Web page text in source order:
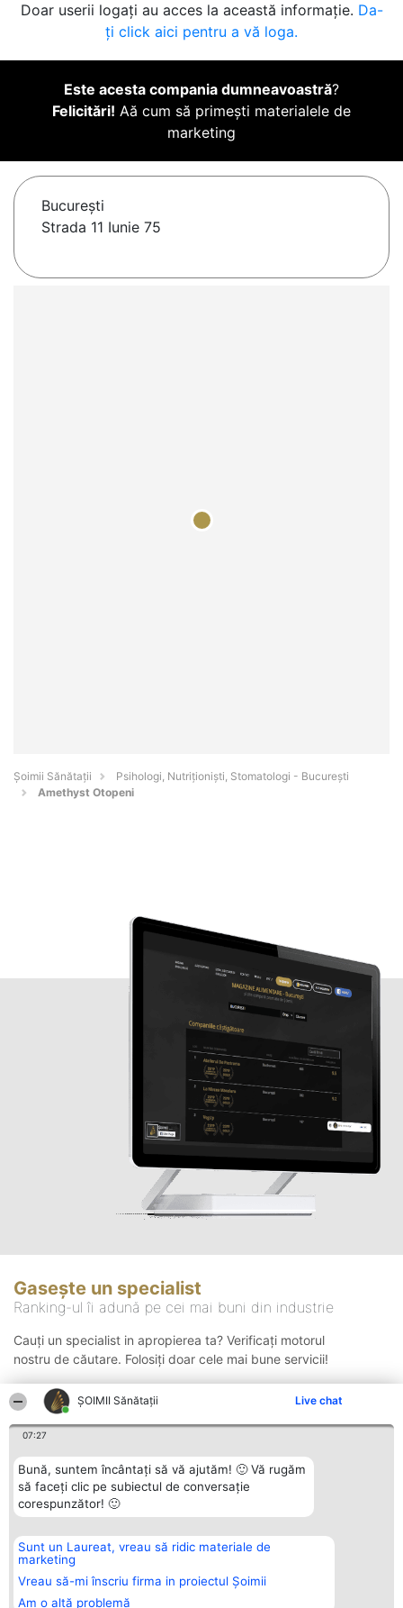
ŞOIMII Sănătații Live chat
07:27
Bună, suntem încântați să vă ajutăm! 🙂 Vă rugăm
să faceți clic pe subiectul de conversație
corespunzător! 🙂
Sunt un Laureat, vreau să ridic materiale de
marketing
Vreau să-mi înscriu firma in proiectul Șoimii
Am o altă problemă
Doar userii logați au acces la această informație. Da-
ți click aici pentru a vă loga.
Este acesta compania dumneavoastră?
Felicitări! Aă cum să primești materialele de
marketing
Bucureşti
Strada 11 Iunie 75
Şoimii Sănătații
Psihologi, Nutriționiști, Stomatologi - Bucureşti
Amethyst Otopeni
Gasește un specialist
Ranking-ul îi adună pe cei mai buni din industrie
Cauți un specialist in apropierea ta? Verificați motorul
nostru de căutare. Folosiți doar cele mai bune servicii!
Organizator Ranking
BRIGHT SOLUTIONS BR SRL
Aleea Timisul De Sus 2 Bl. A30
Sc. A Et. 4 Ap. 13 Cod 061952
București
Plebiscyt
Lista Tuturor
Laureaților
Contact